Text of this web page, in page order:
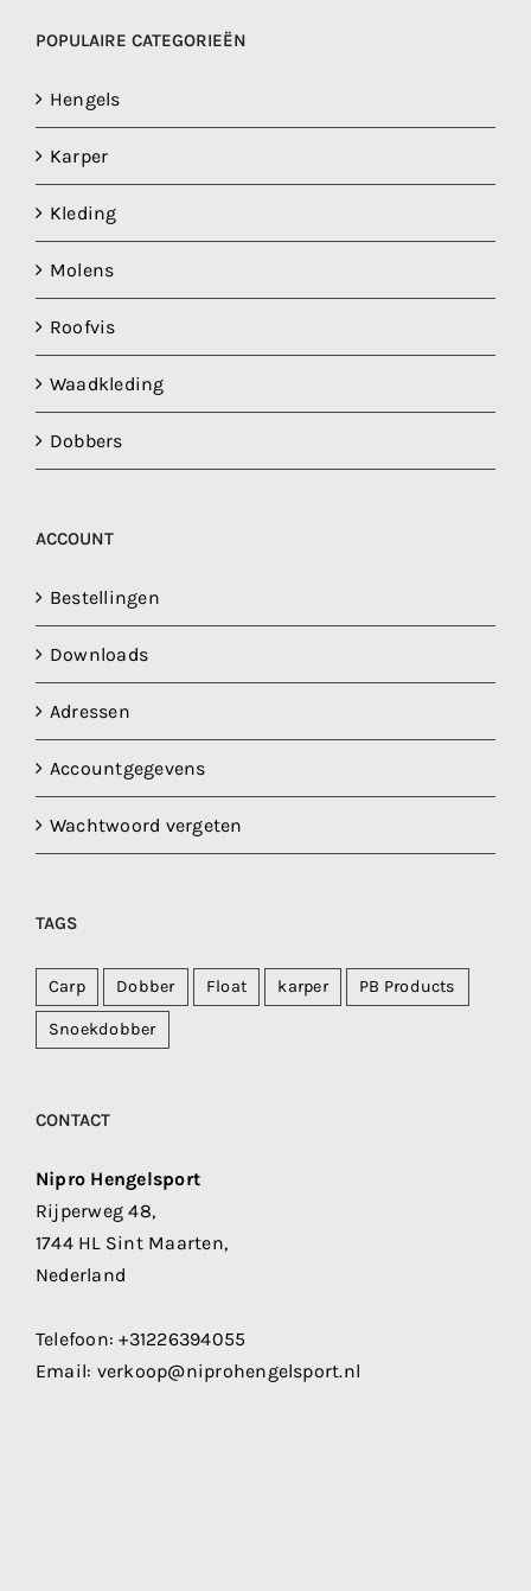
POPULAIRE CATEGORIEËN
Hengels
Karper
Kleding
Molens
Roofvis
Waadkleding
Dobbers
ACCOUNT
Bestellingen
Downloads
Adressen
Accountgegevens
Wachtwoord vergeten
TAGS
Carp Dobber Float karper PB Products
Snoekdobber
CONTACT
Nipro Hengelsport
Rijperweg 48,
1744 HL Sint Maarten,
Nederland
Telefoon:+31226394055
Email: verkoop@niprohengelsport.nl